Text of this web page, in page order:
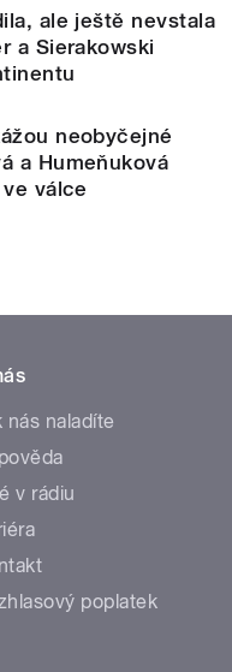
ale ještě nevstala
a Sierakowski
neobyčejné
a Humeňuková
válce
nás naladíte
v rádiu
poplatek